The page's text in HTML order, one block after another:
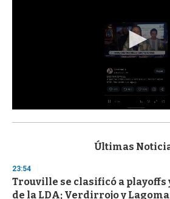
s
d
s
o
Últimas
23:54
Trouville se clasificó a playoffs
de la LDA; Verdirrojo y